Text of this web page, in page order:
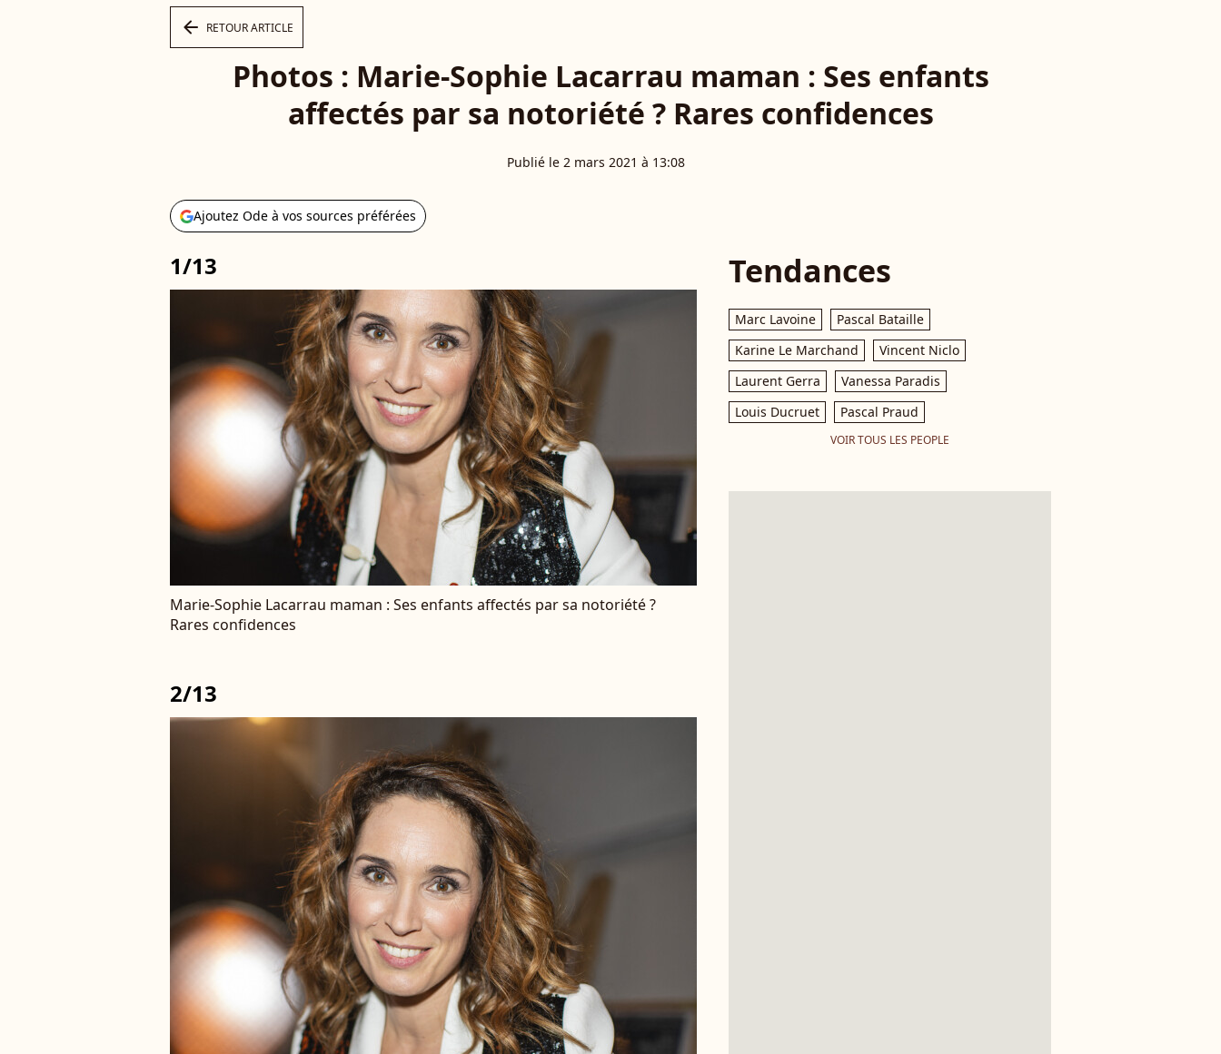
arrow_left RETOUR ARTICLE
Photos : Marie-Sophie Lacarrau maman : Ses enfants
affectés par sa notoriété ? Rares confidences
Publié le 2 mars 2021 à 13:08
Ajoutez Ode à vos sources préférées
1/13
Marie-Sophie Lacarrau maman : Ses enfants affectés par sa notoriété ?
Rares confidences
2/13
Tendances
Marc Lavoine
Pascal Bataille
Karine Le Marchand
Vincent Niclo
Laurent Gerra
Vanessa Paradis
Louis Ducruet
Pascal Praud
VOIR TOUS LES PEOPLE